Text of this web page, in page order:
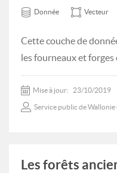
Donnée Vecteur
Cette couche de
les fourneaux et
Mise à jour: 23/10/2019
Service public de Wallonie
Les forêts